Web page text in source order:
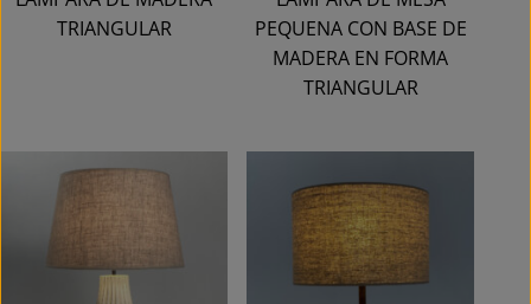
TRIANGULAR
PEQUENA CON BASE DE
MADERA EN FORMA
TRIANGULAR